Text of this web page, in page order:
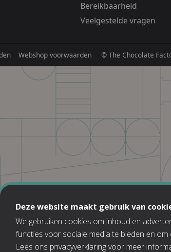
Bereikbaarheid
Veelgestelde vragen
Webshop voorwaarden © The Chocolate
Deze website maakt gebruik van
We gebruiken cookies om inhoud en
functies voor sociale media te bieden en
Lees ons privacyverklaringvoor meer